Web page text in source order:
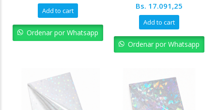
Add to cart
Ordenar por Whatsapp
Original
price
was:
Bs. 18.990,27.
Bs. 17.091,25
Bs.
Add to cart
Ordenar por Whatsapp